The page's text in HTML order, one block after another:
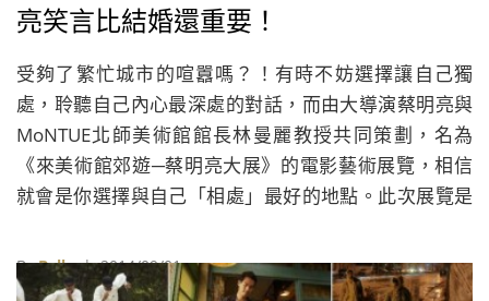
亮笑言比結婚還重要！
受夠了繁忙城市的喧囂嗎？！有時不妨選擇讓自己獨
處，聆聽自己內心最深處的對話，而由大導演蔡明亮與
MoNTUE北師美術館館長林曼麗教授共同策劃，名為
《來美術館郊遊─蔡明亮大展》的電影藝術展覽，相信
就會是你選擇與自己「相處」最好的地點。此次展覽是
美術館上映的先例，為電影藝術開發了更多層次豐富的
思考角度。在上週的記者會上，現場也以劇中最有梗的
ByBelle| 2014/09/01